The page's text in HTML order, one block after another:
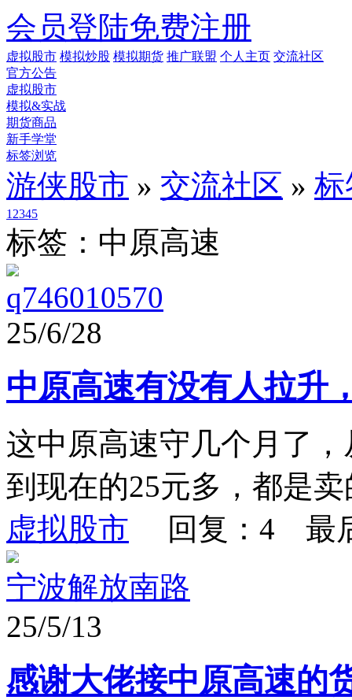
会员登陆免费注册
虚拟股市 模拟炒股 模拟期货 推广联盟 个人主页 交流社区
官方公告
虚拟股市
模拟&实战
期货商品
新手学堂
标签浏览
游侠股市 » 交流社区 » 标
1 2345
标签：中原高速
q746010570
25/6/28
中原高速有没有人拉升
这中原高速守几个月了
到现在的25元多，都是
虚拟股市 回复：4 最
宁波解放南路
25/5/13
感谢大佬接中原高速的